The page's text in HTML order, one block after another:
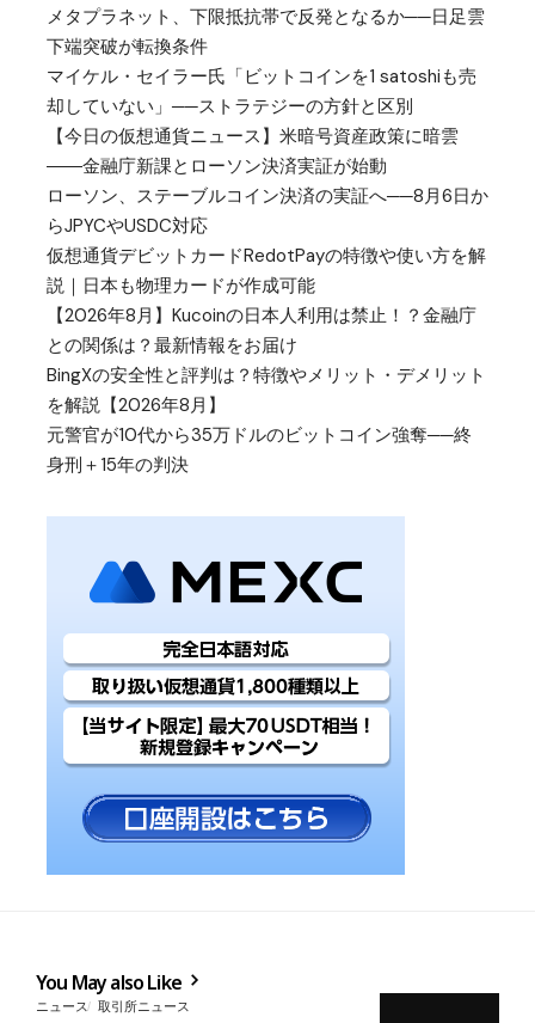
メタプラネット、下限抵抗帯で反発となるか──日足雲
下端突破が転換条件
マイケル・セイラー氏「ビットコインを1 satoshiも売
却していない」──ストラテジーの方針と区別
【今日の仮想通貨ニュース】米暗号資産政策に暗雲
――金融庁新課とローソン決済実証が始動
ローソン、ステーブルコイン決済の実証へ──8月6日か
らJPYCやUSDC対応
仮想通貨デビットカードRedotPayの特徴や使い方を解
説｜日本も物理カードが作成可能
【2026年8月】Kucoinの日本人利用は禁止！？金融庁
との関係は？最新情報をお届け
BingXの安全性と評判は？特徴やメリット・デメリット
を解説【2026年8月】
元警官が10代から35万ドルのビットコイン強奪──終
身刑＋15年の判決
You May also Like
ニュース 取引所ニュース